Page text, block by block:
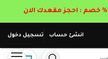
انشئ حساب تسجيل دخول